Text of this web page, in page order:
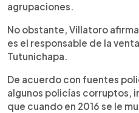
agrupaciones.
No obstante, Villatoro
es el responsable de la
Tutunichapa.
De acuerdo con fuentes
algunos policías corruptos,
que cuando en 2016 se le